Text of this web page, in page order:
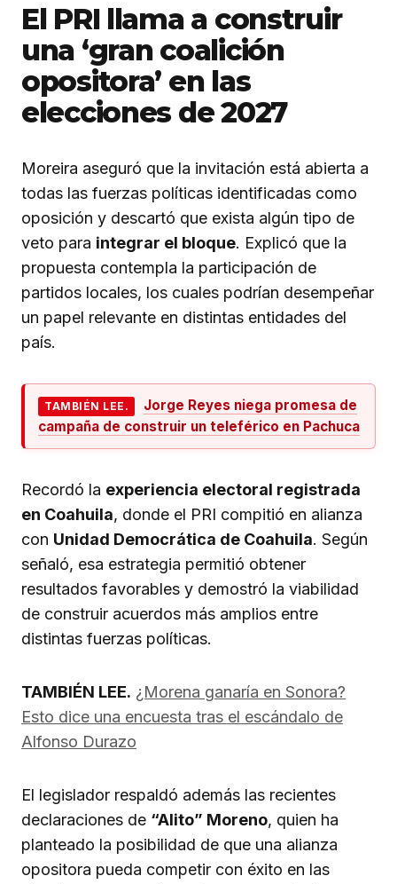
El PRI llama a construir
una ‘gran coalición
opositora’ en las
elecciones de 2027
Moreira aseguró que la invitación está abierta a
todas las fuerzas políticas identificadas como
oposición y descartó que exista algún tipo de
veto para integrar el bloque. Explicó que la
propuesta contempla la participación de
partidos locales, los cuales podrían desempeñar
un papel relevante en distintas entidades del
país.
TAMBIÉN LEE.
Jorge Reyes niega promesa de
campaña de construir un teleférico en Pachuca
Recordó la experiencia electoral registrada
en Coahuila, donde el PRI compitió en alianza
con Unidad Democrática de Coahuila. Según
señaló, esa estrategia permitió obtener
resultados favorables y demostró la viabilidad
de construir acuerdos más amplios entre
distintas fuerzas políticas.
TAMBIÉN LEE. ¿Morena ganaría en Sonora?
Esto dice una encuesta tras el escándalo de
Alfonso Durazo
El legislador respaldó además las recientes
declaraciones de “Alito” Moreno, quien ha
planteado la posibilidad de que una alianza
opositora pueda competir con éxito en las